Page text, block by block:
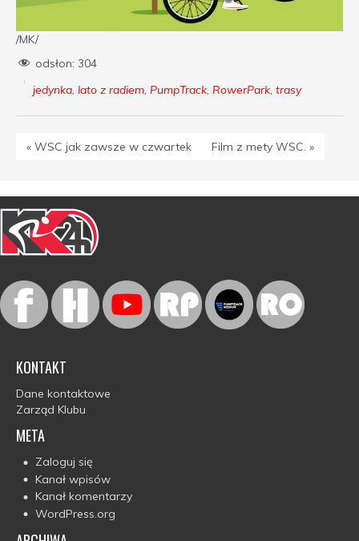
/MK/
odsłon: 304
jedynka, lato z radiem, PumpTrack, RowerPark, trasy
« WSC jak zawsze w czwartek Film z mety WSC. »
KONTAKT
Dane kontaktowe
Zarząd Klubu
META
Zaloguj się
Kanał wpisów
Kanał komentarzy
WordPress.org